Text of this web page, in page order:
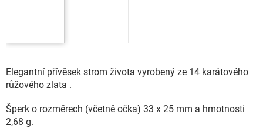
Elegantní přívěsek strom života vyrobený ze 14 karátového
růžového zlata .
Šperk o rozměrech (včetně očka) 33 x 25 mm a hmotnosti
2,68 g.